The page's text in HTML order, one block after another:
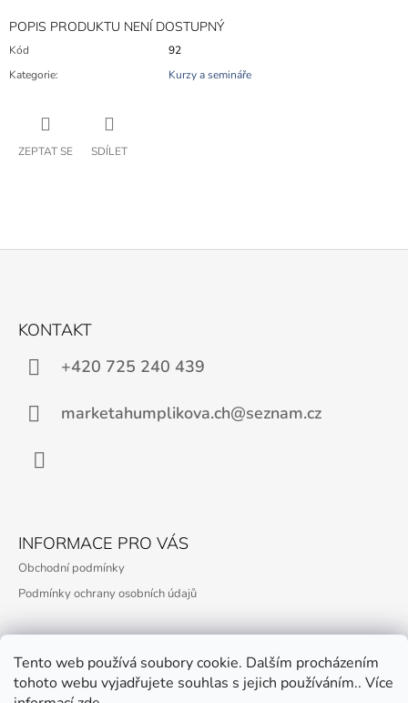
Tento web používá soubory cookie. Dalším procházením
tohoto webu vyjadřujete souhlas s jejich používáním.. Více
POPIS PRODUKTU NENÍ DOSTUPNÝ
Kód
92
Kategorie: Kurzy a semináře
ZEPTAT SE SDÍLET
KONTAKT
+420 725 240 439
marketahumplikova.ch@seznam.cz
INFORMACE PRO VÁS
Obchodní podmínky
Podmínky ochrany osobních údajů
PŘIJÍMÁME ONLINE PLATBY